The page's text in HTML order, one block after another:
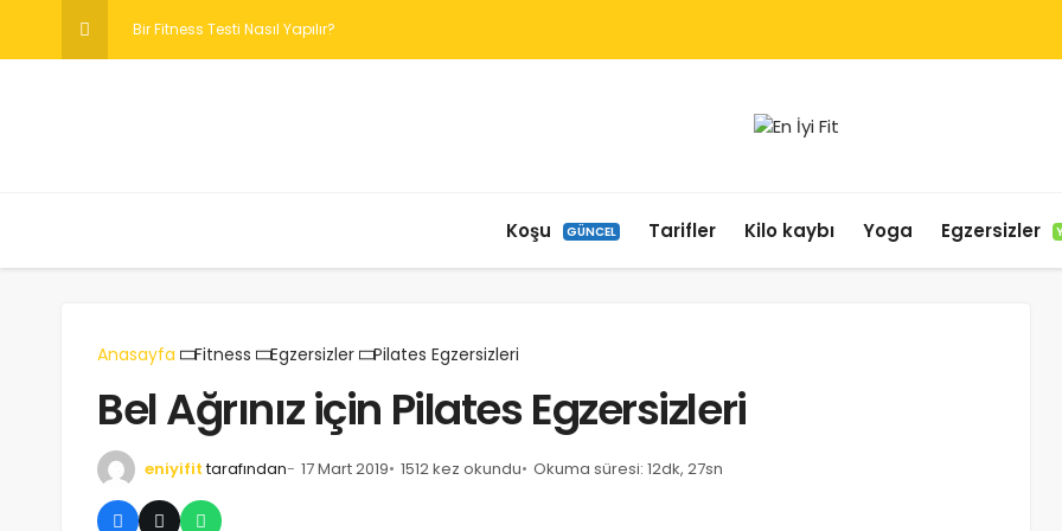
Bir Koşu Ban
Koşu GÜNCEL Tarifler Kilo kaybı Yoga Egzersizler
Anasayfa Fitness Egzersizler Pilates Egzersizleri
Bel Ağrınız için Pilates Egzersizleri
eniyifit tarafından 17 Mart 2019 1512 kez okundu Okuma süresi: 12dk, 27sn